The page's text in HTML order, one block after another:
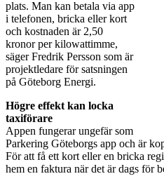
plats. Man kan betala via app
i telefonen, bricka eller kort
och kostnaden är 2,50
kronor per kilowattimme,
säger Fredrik Persson som är
projektledare för satsningen
på Göteborg Energi.
Högre effekt kan locka
taxiförare
Appen fungerar ungefär som
Parkering Göteborgs app och är
För att få ett kort eller en bricka
hem en faktura när det är dags för